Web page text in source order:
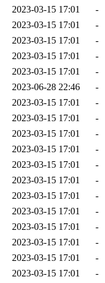
2023-03-15 17:01
-
2023-03-15 17:01
-
2023-03-15 17:01
-
2023-03-15 17:01
-
2023-03-15 17:01
-
2023-06-28 22:46
-
2023-03-15 17:01
-
2023-03-15 17:01
-
2023-03-15 17:01
-
2023-03-15 17:01
-
2023-03-15 17:01
-
2023-03-15 17:01
-
2023-03-15 17:01
-
2023-03-15 17:01
-
2023-03-15 17:01
-
2023-03-15 17:01
-
2023-03-15 17:01
-
2023-03-15 17:01
-